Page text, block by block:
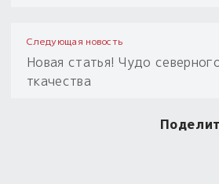
Следующая новость
Новая статья! Чудо
ткачества